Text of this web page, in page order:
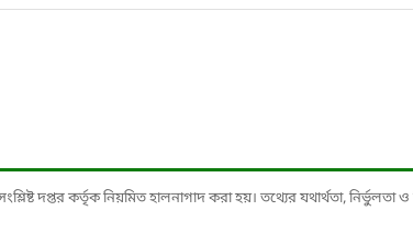
দপ্তর কর্তৃক নিয়মিত হালনাগাদ করা হয়। তথ্যের যথার্থতা, নির্ভুলতা ও